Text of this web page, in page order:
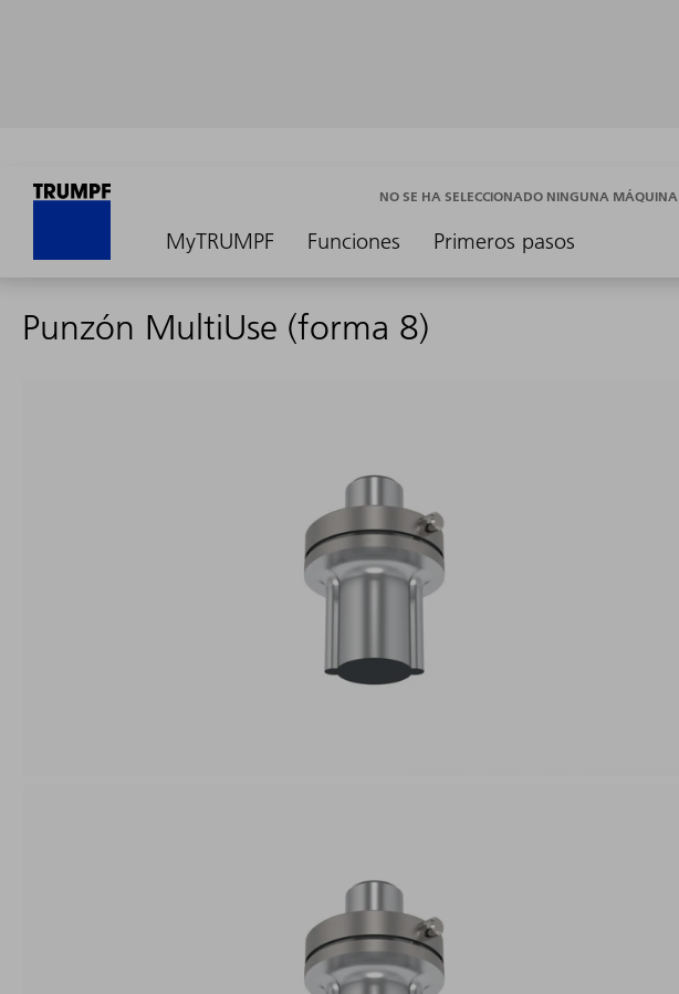
MyTRUMPF Funciones Primeros pasos
NO SE HA SELECCIONADO NINGUNA MÁQUINA
Punzón MultiUse (forma 8)